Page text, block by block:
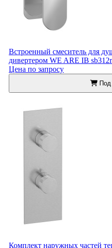
Встроенный смеситель для
дивертером WE ARE IB
Цена по запросу
Под
Комплект наружных частей